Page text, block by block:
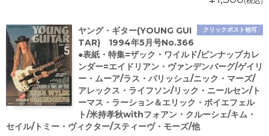
クリックポスト他可
ヤング・ギター(YOUNG GUI
TAR) 1994年5月号No.366
●表紙・特集=ザック・ワイルド/ピンナップカレ
ンダー=エイドリアン・ヴァンデンバーグ/ゲイリ
ー・ムーア/ラス・パリッシュ/ニック・マーズ/
アレックス・ライフソン/リック・ニールセン/ト
ーマス・ラーション＆エリック・ボイエフェル
ト/米持孝秋withフォアン・クルーシェ/キム・
セイル/トミー・ヴィクター/スティーヴ・モーズ/他